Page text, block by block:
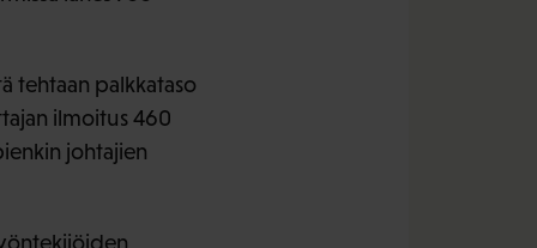
tehtaan palkkataso
ilmoitus 460
johtajien